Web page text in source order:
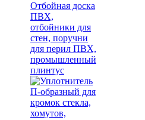
Отбойная доска
ПВХ,
отбойники для
стен, поручни
для перил ПВХ,
промышленный
плинтус